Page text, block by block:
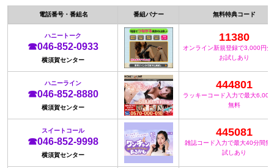
電話番号・番組名 番組バナー 無料特典コード
ハニートーク
☎046-852-0933
横須賀センター
11380
オンライン新規登録で3,000円分
お試しあり
ハニーライン
☎046-852-8880
横須賀センター
444801
ラッキーコード入力で最大6,000
無料
スイートコール
☎046-852-9998
横須賀センター
445081
雑誌コード入力で最大40分間無
試しあり